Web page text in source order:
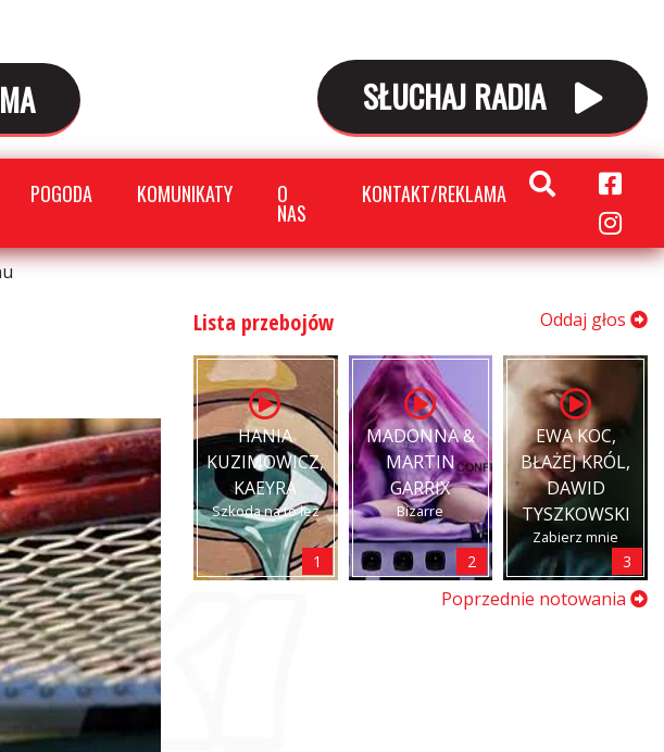
SŁUCHAJ RADIA
POGODA KOMUNIKATY O
NAS
KONTAKT/REKLAMA
Lista przebojów Oddaj głos
HANIA
KUZIMOWICZ,
KAEYRA
Szkoda na to łez
1
MADONNA &
MARTIN
GARRIX
Bizarre
2
EWA KOC,
BŁAŻEJ KRÓL,
DAWID
TYSZKOWSKI
Zabierz mnie
3
Poprzednie notowania